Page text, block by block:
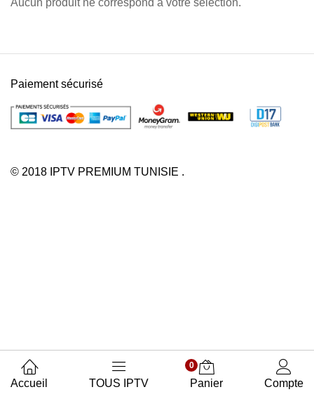
Aucun produit ne correspond à votre sélection.
© 2018 IPTV PREMIUM TUNISIE .
Paiement sécurisé
Accueil TOUS IPTV
0
Panier Compte